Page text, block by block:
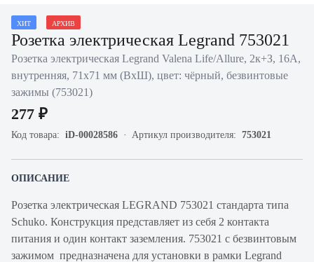
ХИТ АРХИВ
Розетка электрическая Legrand 753021
Розетка электрическая Legrand Valena Life/Allure, 2к+З, 16А,
внутренняя, 71х71 мм (ВхШ), цвет: чёрный, безвинтовые
зажимы (753021)
277 ₽
Код товара: iD-00028586 Артикул производителя: 753021
ОПИСАНИЕ
Розетка электрическая LEGRAND 753021 стандарта типа
Schuko. Конструкция представляет из себя 2 контакта
питания и один контакт заземления. 753021 c безвинтовым
зажимом предназначена для установки в рамки Legrand